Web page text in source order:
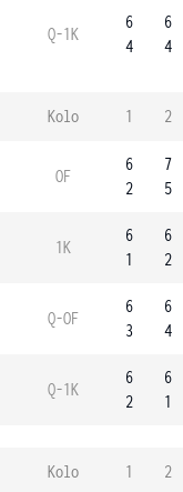
Q-1K
6
4
6
4
Kolo 1 2
OF
6
2
7
5
1K
6
1
6
2
Q-OF
6
3
6
4
Q-1K
6
2
6
1
Kolo 1 2